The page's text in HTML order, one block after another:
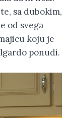
sa dubokim,
od svega
koju je
ponudi.